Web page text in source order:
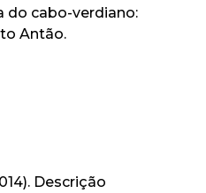
do cabo-verdiano:
Antão.
Descrição